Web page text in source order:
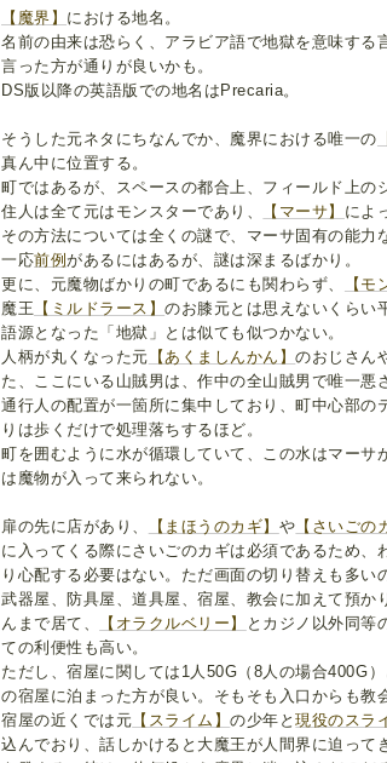
【魔界】 における地名。
名前の由来は恐らく、アラビア語で地獄を意味する
言った方が通りが良いかも。
DS版以降の英語版での地名はPrecaria。
そうした元ネタにちなんでか、魔界における唯一の
真ん中に位置する。
町ではあるが、スペースの都合上、フィールド上の
住人は全て元はモンスターであり、
【マーサ】 によ
その方法については全くの謎で、マーサ固有の能力
一応前例があるにはあるが、謎は深まるばかり。
更に、元魔物ばかりの町であるにも関わらず、
【モ
魔王 【ミルドラース】のお膝元とは思えないくらい
語源となった「地獄」とは似ても似つかない。
人柄が丸くなった元 【あくましんかん】のおじさん
た、ここにいる山賊男は、作中の全山賊男で唯一悪
通行人の配置が一箇所に集中しており、町中心部
りは歩くだけで処理落ちするほど。
町を囲むように水が循環していて、この水はマー
は魔物が入って来られない。
扉の先に店があり、 【まほうのカギ】 や 【さいごの
に入ってくる際にさいごのカギは必須であるため、
り心配する必要はない。ただ画面の切り替えも多い
武器屋、防具屋、道具屋、宿屋、教会に加えて預か
んまで居て、
【オラクルベリー】
とカジノ以外同等
ての利便性も高い。
ただし、宿屋に関しては1人50G（8人の場合400G
の宿屋に泊まった方が良い。そもそも入口からも教
宿屋の近くでは元 【スライム】の少年と現役のスラ
込んでおり、話しかけると大魔王が人間界に迫って